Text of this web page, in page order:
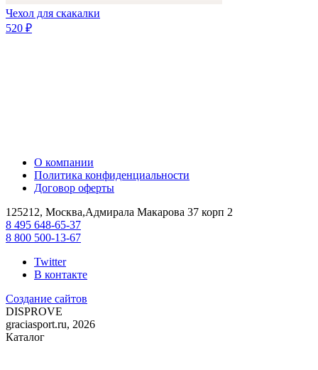
Чехол для скакалки
520 ₽
О компании
Политика конфиденциальности
Договор оферты
125212, Москва,Адмирала Макарова 37 корп 2
8 495 648-65-37
8 800 500-13-67
Twitter
В контакте
Создание сайтов
DISPROVE
graciasport.ru, 2026
Каталог